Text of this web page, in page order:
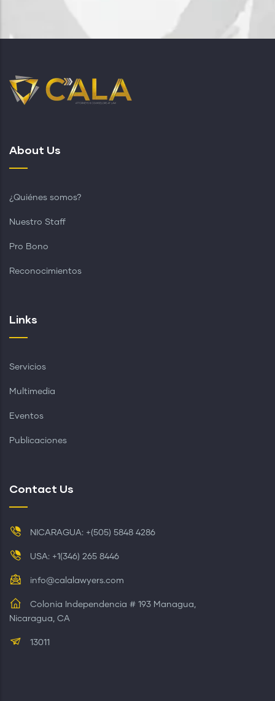
About Us
¿Quiénes somos?
Nuestro Staff
Pro Bono
Reconocimientos
Links
Servicios
Multimedia
Eventos
Publicaciones
Contact Us
NICARAGUA: +(505) 5848 4286
USA: +1(346) 265 8446
info@calalawyers.com
Colonia Independencia # 193 Managua,
Nicaragua, CA
13011